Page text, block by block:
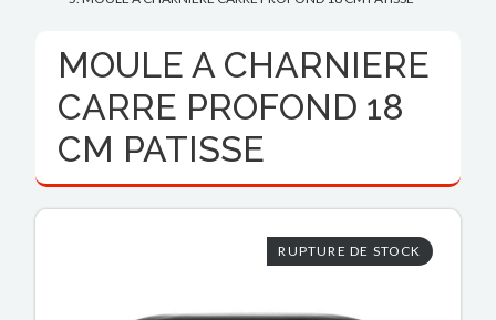
MOULE A CHARNIERE
CARRE PROFOND 18
CM PATISSE
RUPTURE DE STOCK